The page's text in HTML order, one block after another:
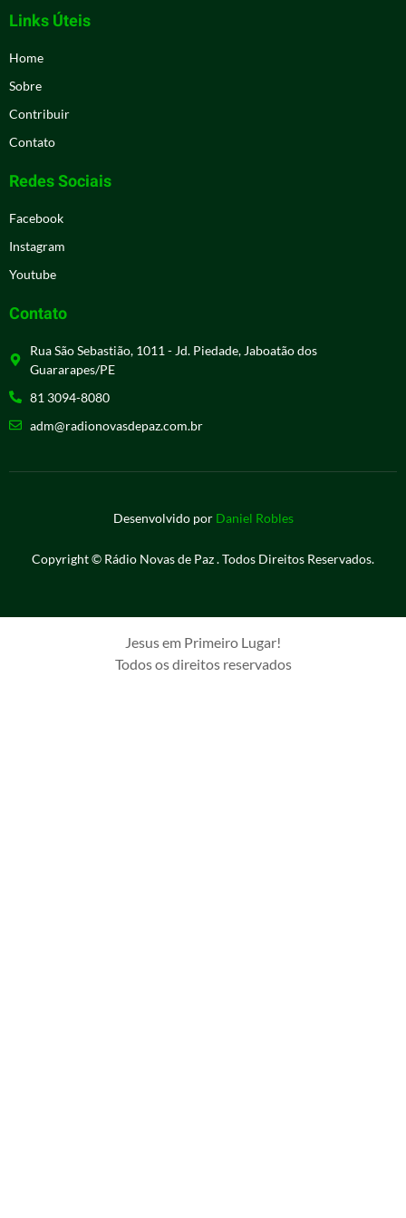
Links Úteis
Home
Sobre
Contribuir
Contato
Redes Sociais
Facebook
Instagram
Youtube
Contato
Rua São Sebastião, 1011 - Jd. Piedade, Jaboatão dos
Guararapes/PE
81 3094-8080
adm@radionovasdepaz.com.br
Desenvolvido por Daniel Robles
Copyright © Rádio Novas de Paz . Todos Direitos Reservados.
Jesus em Primeiro Lugar!
Todos os direitos reservados